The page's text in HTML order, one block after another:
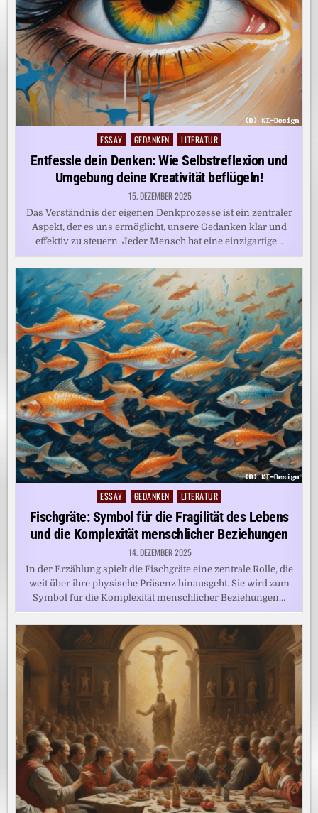
Posted
in
ESSAY GEDANKEN LITERATUR
Entfessle dein Denken: Wie Selbstreflexion und
Umgebung deine Kreativität beflügeln!
15. DEZEMBER 2025
Das Verständnis der eigenen Denkprozesse ist ein zentraler
Aspekt, der es uns ermöglicht, unsere Gedanken klar und
effektiv zu steuern. Jeder Mensch hat eine einzigartige…
Posted
in
ESSAY GEDANKEN LITERATUR
Fischgräte: Symbol für die Fragilität des Lebens
und die Komplexität menschlicher Beziehungen
14. DEZEMBER 2025
In der Erzählung spielt die Fischgräte eine zentrale Rolle, die
weit über ihre physische Präsenz hinausgeht. Sie wird zum
Symbol für die Komplexität menschlicher Beziehungen…